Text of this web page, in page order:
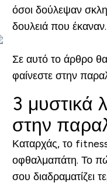
όσοι δούλεψαν
δουλειά που
Σε αυτό το άρθρο
φαίνεστε στην
3 μυστικά
στην
Καταρχάς, το fitness
οφθαλμαπάτη. Το
σου διαδραματίζει